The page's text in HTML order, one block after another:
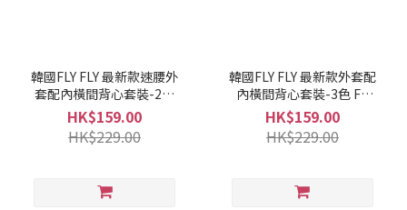
韓國FLY FLY 最新款速腰外
套配內橫間背心套裝-2色
FF 36888
HK$159.00
HK$229.00
韓國FLY FLY 最新款外套配
內橫間背心套裝-3色 FF
36887
HK$159.00
HK$229.00